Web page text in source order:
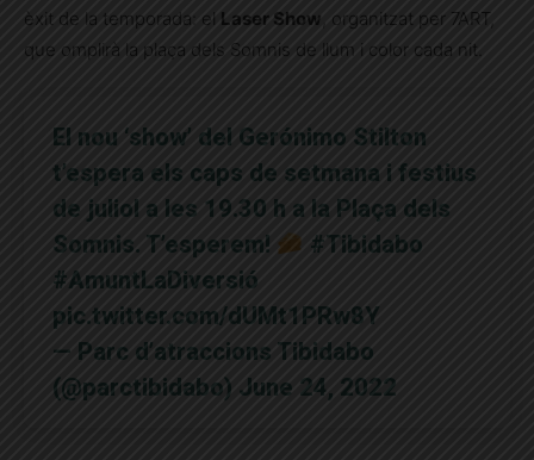
èxit de la temporada: el Laser Show
, organitzat per 7ART,
que omplirà la plaça dels Somnis de llum i color cada nit.
El nou ‘show’ del Gerónimo Stilton
t’espera els caps de setmana i festius
de juliol a les 19.30 h a la Plaça dels
Somnis. T’esperem!
#Tibidabo
#AmuntLaDiversió
pic.twitter.com/dUMt1PRw8Y
— Parc d’atraccions Tibidabo
(@parctibidabo) June 24, 2022